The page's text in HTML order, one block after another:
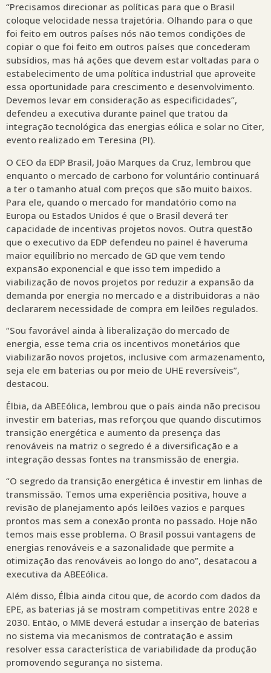
“Precisamos direcionar as políticas para que o Brasil
coloque velocidade nessa trajetória. Olhando para o que
foi feito em outros países nós não temos condições de
copiar o que foi feito em outros países que concederam
subsídios, mas há ações que devem estar voltadas para o
estabelecimento de uma política industrial que aproveite
essa oportunidade para crescimento e desenvolvimento.
Devemos levar em consideração as especificidades”,
defendeu a executiva durante painel que tratou da
integração tecnológica das energias eólica e solar no Citer,
evento realizado em Teresina (PI).
O CEO da EDP Brasil, João Marques da Cruz, lembrou que
enquanto o mercado de carbono for voluntário continuará
a ter o tamanho atual com preços que são muito baixos.
Para ele, quando o mercado for mandatório como na
Europa ou Estados Unidos é que o Brasil deverá ter
capacidade de incentivas projetos novos. Outra questão
que o executivo da EDP defendeu no painel é haveruma
maior equilíbrio no mercado de GD que vem tendo
expansão exponencial e que isso tem impedido a
viabilização de novos projetos por reduzir a expansão da
demanda por energia no mercado e a distribuidoras a não
declararem necessidade de compra em leilões regulados.
“Sou favorável ainda à liberalização do mercado de
energia, esse tema cria os incentivos monetários que
viabilizarão novos projetos, inclusive com armazenamento,
seja ele em baterias ou por meio de UHE reversíveis”,
destacou.
Élbia, da ABEEólica, lembrou que o país ainda não precisou
investir em baterias, mas reforçou que quando discutimos
transição energética e aumento da presença das
renováveis na matriz o segredo é a diversificação e a
integração dessas fontes na transmissão de energia.
“O segredo da transição energética é investir em linhas de
transmissão. Temos uma experiência positiva, houve a
revisão de planejamento após leilões vazios e parques
prontos mas sem a conexão pronta no passado. Hoje não
temos mais esse problema. O Brasil possui vantagens de
energias renováveis e a sazonalidade que permite a
otimização das renováveis ao longo do ano”, desatacou a
executiva da ABEEólica.
Além disso, Élbia ainda citou que, de acordo com dados da
EPE, as baterias já se mostram competitivas entre 2028 e
2030. Então, o MME deverá estudar a inserção de baterias
no sistema via mecanismos de contratação e assim
resolver essa característica de variabilidade da produção
promovendo segurança no sistema.